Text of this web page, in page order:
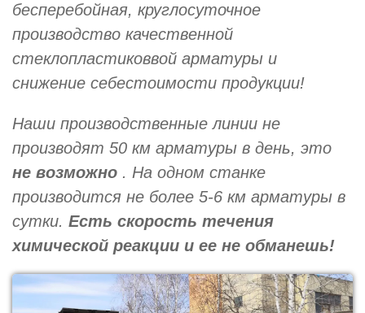
бесперебойная, круглосуточное
производство качественной
стеклопластиковвой арматуры и
снижение себестоимости продукции!
Наши производственные линии не
производят 50 км арматуры в день, это
не возможно . На одном станке
производится не более 5-6 км арматуры в
сутки. Есть скорость течения
химической реакции и ее не обманешь!